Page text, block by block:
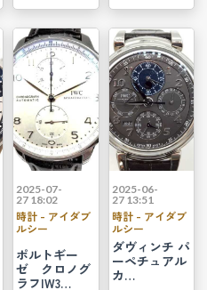
2025-07-
27 18:02
時計 - アイダブ
ルシー
ポルトギー
ゼ クロノグ
ラフIW3…
2025-06-
27 13:51
時計 - アイダブ
ルシー
ダヴィンチ パ
ーペチュアル
カ…